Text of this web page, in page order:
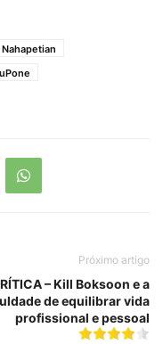
Próximo artigo
– Kill Boksoon e a
de equilibrar vida
profissional e pessoal